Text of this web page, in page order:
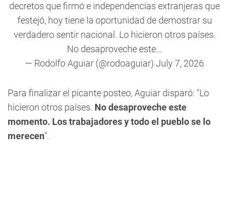
decretos que firmó e independencias extranjeras que
festejó, hoy tiene la oportunidad de demostrar su
verdadero sentir nacional. Lo hicieron otros países.
No desaproveche este…
— Rodolfo Aguiar (@rodoaguiar) July 7, 2026
Para finalizar el picante posteo, Aguiar disparó: "Lo
hicieron otros países. No desaproveche este
momento. Los trabajadores y todo el pueblo se lo
merecen".